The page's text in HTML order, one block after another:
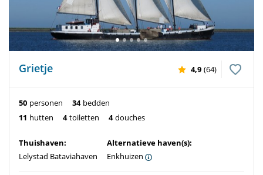
Grietje 4,9 (64)
50 personen 34 bedden
11 hutten 4 toiletten 4 douches
Thuishaven:
Lelystad Bataviahaven
Alternatieve haven(s):
Enkhuizen